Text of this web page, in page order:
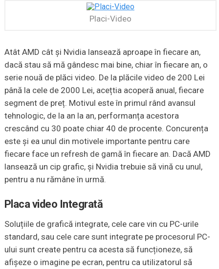
Placi-Video
Atât AMD cât și Nvidia lansează aproape în fiecare an,
dacă stau să mă gândesc mai bine, chiar în fiecare an, o
serie nouă de plăci video. De la plăcile video de 200 Lei
până la cele de 2000 Lei, acețtia acoperă anual, fiecare
segment de preț. Motivul este în primul rând avansul
tehnologic, de la an la an, performanța acestora
crescând cu 30 poate chiar 40 de procente. Concurența
este și ea unul din motivele importante pentru care
fiecare face un refresh de gamă în fiecare an. Dacă AMD
lansează un cip grafic, și Nvidia trebuie să vină cu unul,
pentru a nu rămâne în urmă.
Placa video Integrată
Soluțiile de grafică integrate, cele care vin cu PC-urile
standard, sau cele care sunt integrate pe procesorul PC-
ului sunt create pentru ca acesta să funcționeze, să
afișeze o imagine pe ecran, pentru ca utilizatorul să